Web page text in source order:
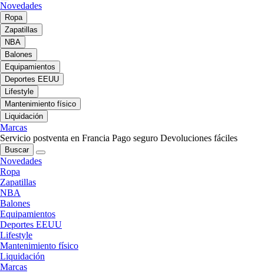
Novedades
Ropa
Zapatillas
NBA
Balones
Equipamientos
Deportes EEUU
Lifestyle
Mantenimiento físico
Liquidación
Marcas
Servicio postventa en Francia Pago seguro Devoluciones fáciles
Buscar
Novedades
Ropa
Zapatillas
NBA
Balones
Equipamientos
Deportes EEUU
Lifestyle
Mantenimiento físico
Liquidación
Marcas